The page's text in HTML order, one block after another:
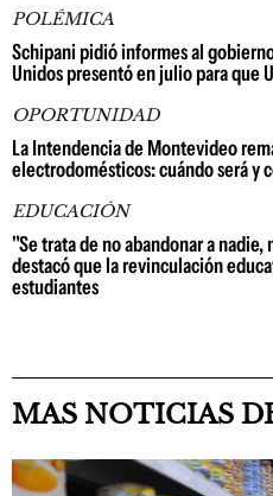
POLÉMICA
Schipani pidió informes al
Unidos presentó en julio para que
OPORTUNIDAD
La Intendencia de Montevideo
electrodomésticos: cuándo será y
EDUCACIÓN
"Se trata de no abandonar a nadie,
destacó que la revinculación
estudiantes
MAS NOTICIAS